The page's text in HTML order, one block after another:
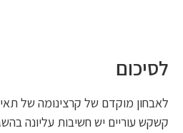
של תאי בסיס וקרצינומה של תאי
עליונה בהשגת תוצאות טיפול